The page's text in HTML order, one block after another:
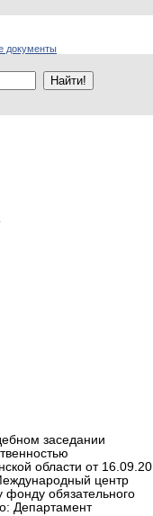
документы
заседании
области от
центр
обязательного
Департамент